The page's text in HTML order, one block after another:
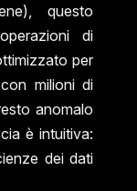
questo
di
per
milioni di
anomalo
è intuitiva:
dei dati